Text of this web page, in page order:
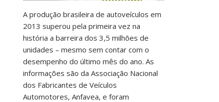
A produção brasileira de autoveículos em
2013 superou pela primeira vez na
história a barreira dos 3,5 milhões de
unidades – mesmo sem contar com o
desempenho do último mês do ano. As
informações são da Associação Nacional
dos Fabricantes de Veículos
Automotores, Anfavea, e foram